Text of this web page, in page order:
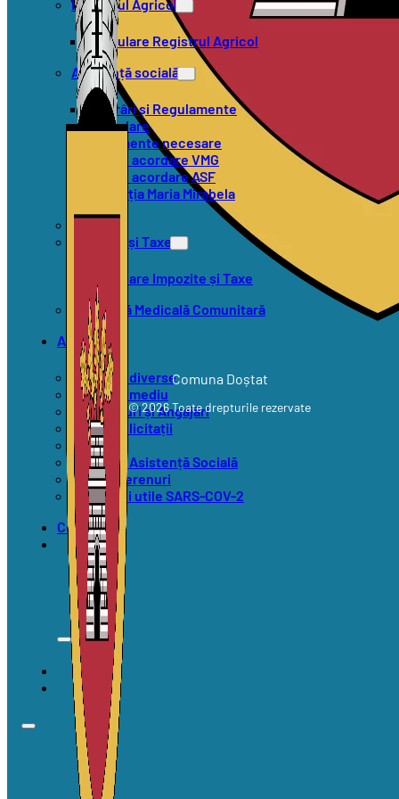
Registrul Agricol
Formulare Registrul Agricol
Asistență socială
Hotărâri și Regulamente
Formulare
Documente necesare
Criterii acordare VMG
Criterii acordare ASF
Asociația Maria Mirabela
SVSU
Impozite și Taxe
Formulare Impozite și Taxe
Asistență Medicală Comunitară
Anunțuri
Anunțuri diverse
Anunțuri mediu
Concursuri și Angajări
Anunțuri licitații
Alegeri
Anunțuri Asistență Socială
Vânzări terenuri
Informații utile SARS-COV-2
Contact
Comuna Doștat
© 2026 Toate drepturile rezervate